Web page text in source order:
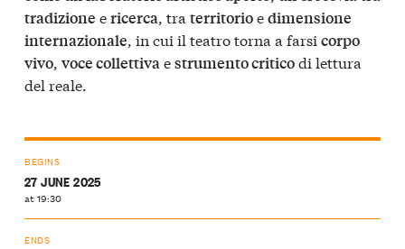
tradizione ericerca, tra territorioedimensione
internazionale, in cui il teatro torna a farsi corpo
vivo, voce collettivaestrumento criticodi lettura
del reale.
BEGINS
27 JUNE 2025
at 19:30
ENDS